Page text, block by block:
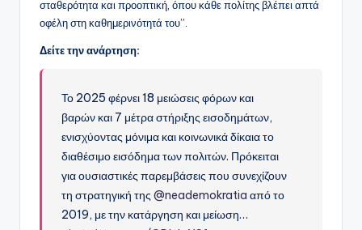
σταθερότητα και προοπτική, όπου κάθε πολίτης βλέπει απτά
οφέλη στη καθημερινότητά του”.
Δείτε την ανάρτηση:
Το 2025 φέρνει 18 μειώσεις φόρων και
βαρών και 7 μέτρα στήριξης εισοδημάτων,
ενισχύοντας μόνιμα και κοινωνικά δίκαια το
διαθέσιμο εισόδημα των πολιτών. Πρόκειται
για ουσιαστικές παρεμβάσεις που συνεχίζουν
τη στρατηγική της@neademokratia από το
2019, με την κατάργηση και μείωση…